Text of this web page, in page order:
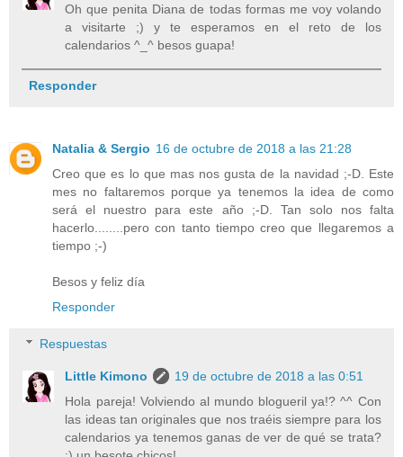
Oh que penita Diana de todas formas me voy volando
a visitarte ;) y te esperamos en el reto de los
calendarios ^_^ besos guapa!
Responder
Natalia & Sergio 16 de octubre de 2018 a las 21:28
Creo que es lo que mas nos gusta de la navidad ;-D. Este
mes no faltaremos porque ya tenemos la idea de como
será el nuestro para este año ;-D. Tan solo nos falta
hacerlo........pero con tanto tiempo creo que llegaremos a
tiempo ;-)
Besos y feliz día
Responder
Respuestas
Little Kimono
19 de octubre de 2018 a las 0:51
Hola pareja! Volviendo al mundo blogueril ya!? ^^ Con
las ideas tan originales que nos traéis siempre para los
calendarios ya tenemos ganas de ver de qué se trata?